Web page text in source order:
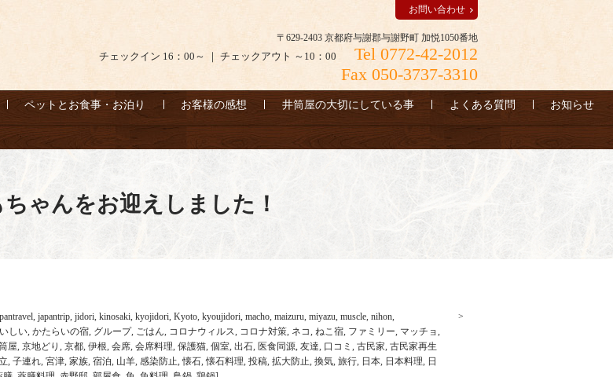
〒629-2403 京都府与謝郡与謝野町 加悦1050番地
チェックイン 16：00～ ｜ チェックアウト ～10：00
Tel 0772-42-2012
Fax 050-3737-3310
お問い合わせ
ペットとお食事・お泊り お客様の感想 井筒屋の大切にしている事 よくある質問 お知らせ
ゃんをお迎えしました！
, japantrip, jidori, kinosaki, kyojidori, Kyoto, kyoujidori, macho, maizuru, miyazu, muscle, nihon,
しい, かたらいの宿, グループ, ごはん, コロナウィルス, コロナ対策, ネコ, ねこ宿, ファミリー, マッチョ,
屋, 京地どり , 京都, 伊根, 会席, 会席料理, 保護猫, 個室, 出石, 医食同源, 友達, 口コミ , 古民家, 古民家再生
, 子連れ, 宮津, 家族, 宿泊, 山羊, 感染防止,懐石,懐石料理, 投稿, 拡大防止, 換気, 旅行, 日本, 日本料理, 日